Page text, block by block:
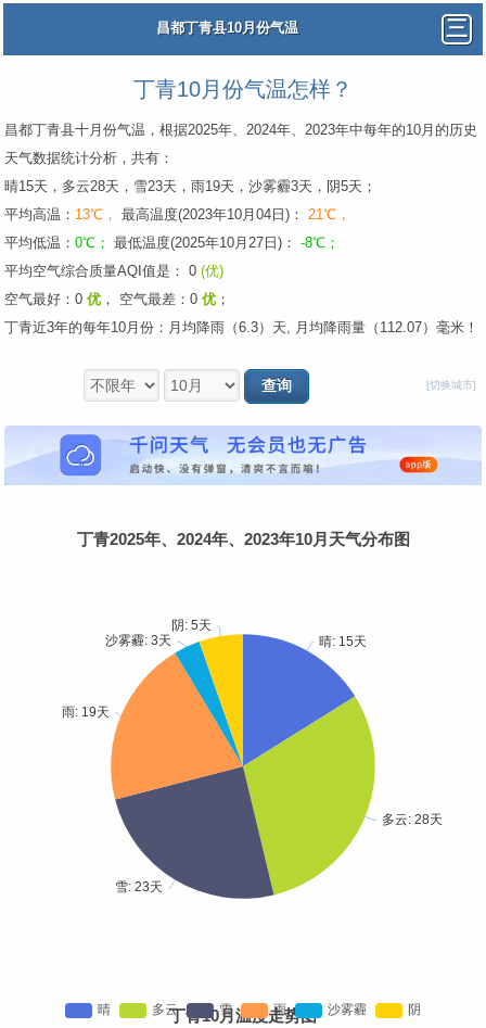
昌都丁青县10月份气温
丁青10月份气温怎样？
昌都丁青县十月份气温，根据2025年、2024年、2023年中每年的10月的历史
天气数据统计分析，共有：
晴15天，多云28天，雪23天，雨19天，沙雾霾3天，阴5天；
平均高温： 13℃， 最高温度(2023年10月04日)： 21℃，
平均低温： 0℃； 最低温度(2025年10月27日)： -8℃；
平均空气综合质量AQI值是： 0 (优)
空气最好：0 优 ， 空气最差：0 优 ；
丁青近3年的每年10月份：月均降雨（6.3）天, 月均降雨量（112.07）毫米！
[切换城市]
丁青2025年、2024年、2023年10月天气分布图
丁青10月温度走势图